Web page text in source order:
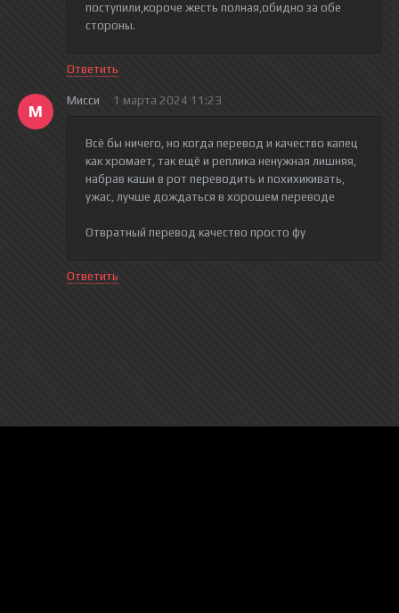
поступили,короче жесть полная,обидно за обе
стороны.
Ответить
М
Мисси 1 марта 2024 11:23
Всё бы ничего, но когда перевод и качество капец
как хромает, так ещё и реплика ненужная лишняя,
набрав каши в рот переводить и похихикивать,
ужас, лучше дождаться в хорошем переводе
Отвратный перевод качество просто фу
Ответить